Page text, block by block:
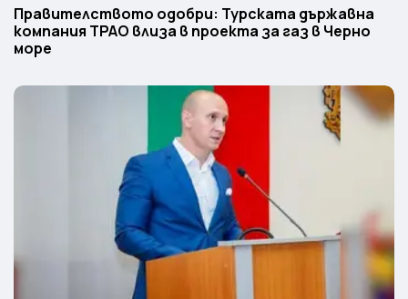
Правителството одобри: Турската държавна
компания TPAO влиза в проекта за газ в Черно
море